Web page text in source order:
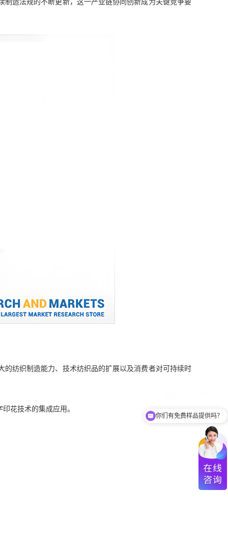
纺织制造能力、技术纺织品的扩展以及消费者对可持续时
花技术的集成应用。
你们有免费样品提供吗？